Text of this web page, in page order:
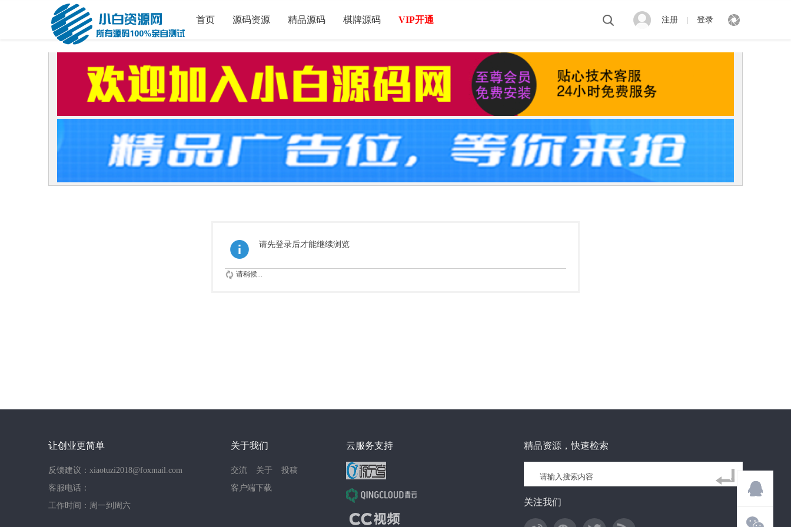
首页 源码资源 精品源码 棋牌源码 VIP开通 注册 登录
请先登录后才能继续浏览
请稍候...
让创业更简单
反馈建议：xiaotuzi2018@foxmail.com
客服电话：
工作时间：周一到周六
关于我们
交流 关于
投稿
客户端下载
云服务支持 精品资源，快速检索
关注我们